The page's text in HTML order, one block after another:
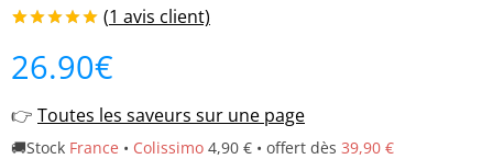
sur 5 basé
surnotation
(1 avis client)
26.90€
👉 Toutes les saveurs sur une page
🚚Stock France • Colissimo 4,90 € • offert dès 39,90 €